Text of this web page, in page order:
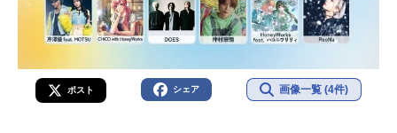
ポスト シェア 画像一覧 (4件)